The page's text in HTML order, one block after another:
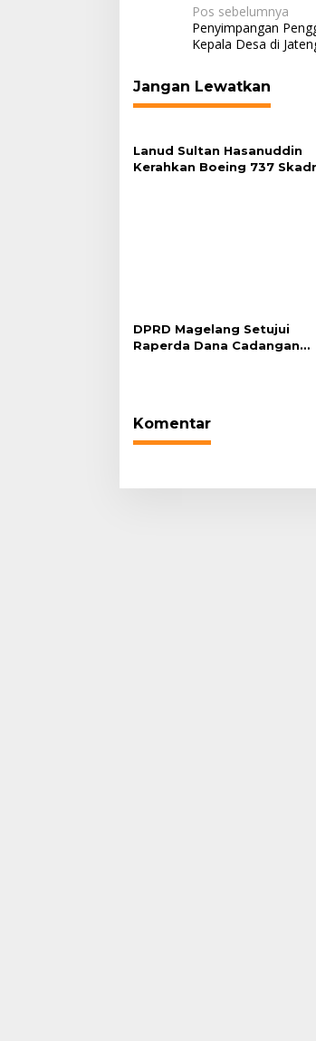
Navigasi
pos
Pos sebelumnya
Penyimpangan
Kepala Desa di
Jangan Lewatkan
Lanud Sultan Hasanuddin
Kerahkan Boeing 737
DPRD Magelang Setujui
Raperda Dana Cadangan
Komentar